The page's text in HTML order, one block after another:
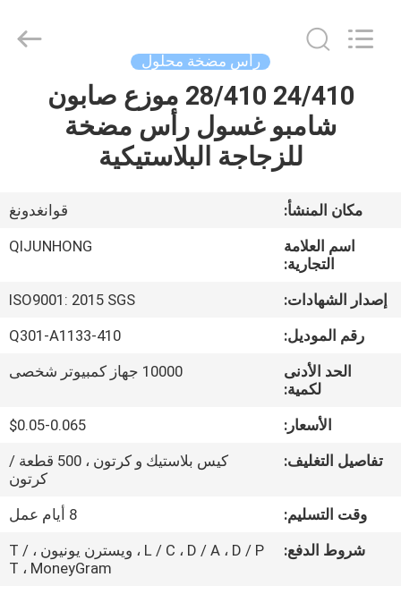
المنزل
برنامج
عنّا
جولة
المصنع
مراقبة
الجودة
اتصل
PRODUCTS
MANUFACTORY
رأس مضخة محلول
24/410 28/410 موزع صابون
شامبو غسول رأس مضخة
للزجاجة البلاستيكية
مكان المنشأ:
قوانغدونغ
اسم العلامة
التجارية:
QIJUNHONG
إصدار الشهادات:
ISO9001: 2015 SGS
رقم الموديل:
Q301-A1133-410
الحد الأدنى
لكمية:
10000 جهاز كمبيوتر شخصى
الأسعار:
$0.05-0.065
تفاصيل التغليف:
كيس بلاستيك و كرتون ، 500 قطعة /
كرتون
وقت التسليم:
8 أيام عمل
شروط الدفع:
L / C ، D / A ، D / P ، ويسترن يونيون ، T /
T ، MoneyGram